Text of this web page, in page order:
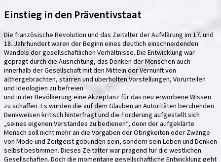
Einstieg in den Präventivstaat
Die französische Revolution und das Zeitalter der Aufklärung im 17. und
18. Jahrhundert waren der Beginn eines deutlich einschneidenden
Wandels der gesellschaftlichen Verhältnisse. Die Entwicklung war
geprägt durch die Ausrichtung, das Denken der Menschen auch
innerhalb der Gesellschaft mit den Mitteln der Vernunft von
althergebrachten, starren und überholten Vorstellungen, Vorurteilen
und Ideologien zu befreien
und in der Bevölkerung eine Akzeptanz für das neu erworbene Wissen
zu schaffen. Es wurden die auf dem Glauben an Autoritäten beruhenden
Denkweisen kritisch hinterfragt und die Forderung aufgestellt sich
„seines eigenen Verstandes zu bedienen“, denn der aufgeklärte
Mensch soll nicht mehr an die Vorgaben der Obrigkeiten oder Zwänge
von Mode und Zeitgeist gebunden sein, sondern sein Leben und Denken
selbst bestimmen. Dieses Zeitalter war prägend für die westlichen
Gesellschaften. Doch die momentane gesellschaftliche Entwicklung geht